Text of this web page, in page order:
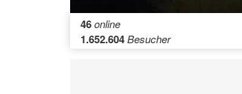
46online
1.652.604Besucher